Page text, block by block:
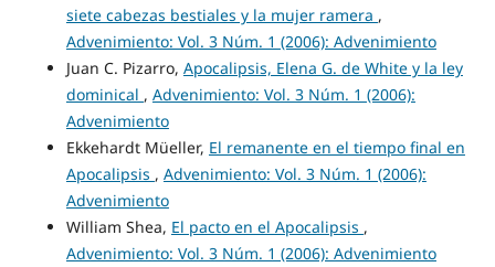
siete cabezas bestiales y la mujer ramera ,
Advenimiento: Vol. 3 Núm. 1 (2006): Advenimiento
Juan C. Pizarro, Apocalipsis, Elena G. de White y la ley
dominical , Advenimiento: Vol. 3 Núm. 1 (2006):
Advenimiento
Ekkehardt Müeller, El remanente en el tiempo final en
Apocalipsis , Advenimiento: Vol. 3 Núm. 1 (2006):
Advenimiento
William Shea, El pacto en el Apocalipsis ,
Advenimiento: Vol. 3 Núm. 1 (2006): Advenimiento